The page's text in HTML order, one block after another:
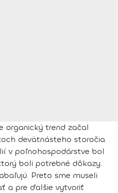
organický trend začal
devätnásteho storočia.
v poľnohospodárstve bol
boli potrebné dôkazy.
Preto sme museli
a pre ďalšie vytvoriť